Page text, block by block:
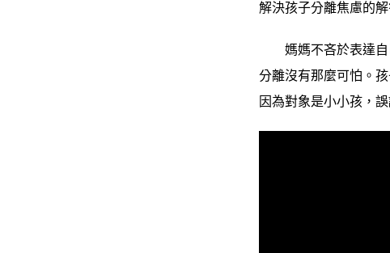
解決孩子分離焦慮的
媽媽不吝於表達自
分離沒有那麼可怕。
因為對象是小小孩，